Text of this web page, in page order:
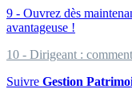
9 - Ouvrez dès
avantageuse !
10 - Dirigeant :
Suivre Gestion